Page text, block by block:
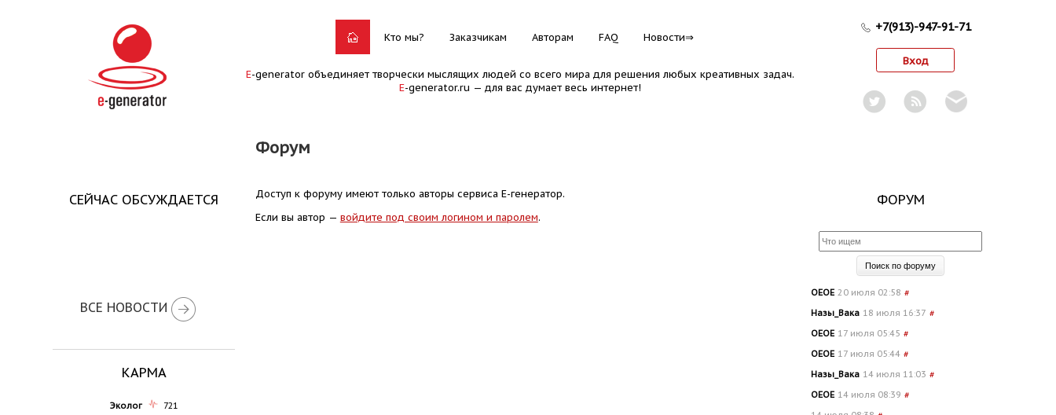
Кто мы? Заказчикам Авторам FAQ Новости
E-generator объединяет творчески мыслящих людей со всего мира для решения любых креативных задач.
E-generator.ru — для вас думает весь интернет!
+7(913)-947-91-71
Вход
Форум
СЕЙЧАС ОБСУЖДАЕТСЯ
ВСЕ НОВОСТИ
КАРМА
Эколог
721
Доступ к форуму имеют только авторы сервиса Е-генератор.
Если вы автор — войдите под своим логином и паролем.
ФОРУМ
OEOE 20 июля 02:58 #
Назы_Вака 18 июля 16:37 #
OEOE 17 июля 05:45 #
OEOE 17 июля 05:44 #
Назы_Вака 14 июля 11:03 #
OEOE 14 июля 08:39 #